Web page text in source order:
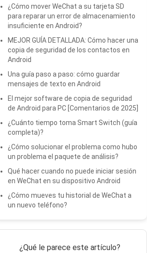
¿Cómo mover WeChat a su tarjeta SD
para reparar un error de almacenamiento
insuficiente en Android?
MEJOR GUÍA DETALLADA: Cómo hacer una
copia de seguridad de los contactos en
Android
Una guía paso a paso: cómo guardar
mensajes de texto en Android
El mejor software de copia de seguridad
de Android para PC [Comentarios de 2025]
¿Cuánto tiempo toma Smart Switch (guía
completa)?
¿Cómo solucionar el problema como hubo
un problema el paquete de análisis?
Qué hacer cuando no puede iniciar sesión
en WeChat en su dispositivo Android
¿Cómo mueves tu historial de WeChat a
un nuevo teléfono?
¿Qué le parece este artículo?